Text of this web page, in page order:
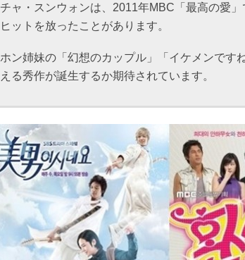
チャ・スンウォンは、2011年MBC「最高の愛
ヒットを放ったことがあります。
ホン姉妹の「幻想のカップル」「イケメンです
える秀作が誕生するか期待されています。